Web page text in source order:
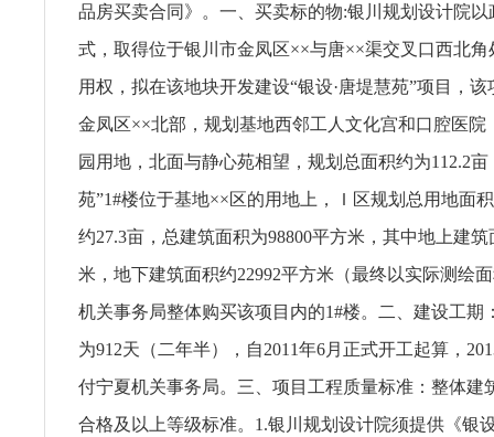
品房买卖合同》。一、买卖标的物:银川规划设计院
式，取得位于银川市金凤区××与唐××渠交叉口西北
用权，拟在该地块开发建设“银设·唐堤慧苑”项目，
金凤区××北部，规划基地西邻工人文化宫和口腔医院
园用地，北面与静心苑相望，规划总面积约为112.2亩
苑”1#楼位于基地××区的用地上，Ｉ区规划总用地面
约27.3亩，总建筑面积为98800平方米，其中地上建筑
米，地下建筑面积约22992平方米（最终以实际测绘
机关事务局整体购买该项目内的1#楼。二、建设工期
为912天（二年半），自2011年6月正式开工起算，
付宁夏机关事务局。三、项目工程质量标准：整体建
合格及以上等级标准。1.银川规划设计院须提供《银